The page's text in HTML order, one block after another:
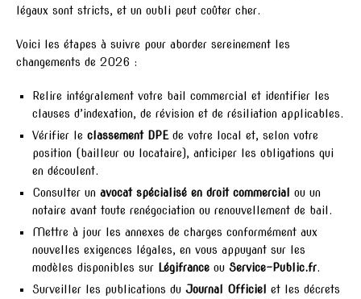
légaux sont stricts, et un oubli peut coûter cher.
Voici les étapes à suivre pour aborder sereinement les
changements de 2026 :
Relire intégralement votre bail commercial et identifier les
clauses d’indexation, de révision et de résiliation applicables.
Vérifier le classement DPEde votre local et, selon votre
position (bailleur ou locataire), anticiper les obligations qui
en découlent.
Consulter un avocat spécialisé en droit commercial
ou un
notaire avant toute renégociation ou renouvellement de bail.
Mettre à jour les annexes de charges conformément aux
nouvelles exigences légales, en vous appuyant sur les
modèles disponibles sur Légifrance ou Service-Public.fr.
Surveiller les publications du Journal Officiel
et les décrets